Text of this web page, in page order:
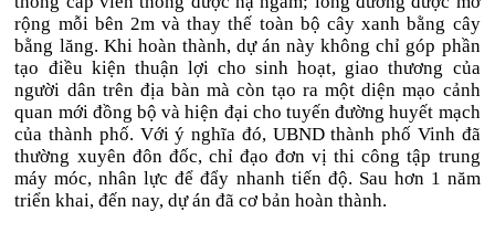
rộng mỗi bên 2m và thay thế toàn bộ cây xanh bằng cây
bằng lăng. Khi hoàn thành, dự án này không chỉ góp phần
tạo điều kiện thuận lợi cho sinh hoạt, giao thương của
người dân trên địa bàn mà còn tạo ra một diện mạo cảnh
quan mới đồng bộ và hiện đại cho tuyến đường huyết mạch
của thành phố. Với ý nghĩa đó, UBND thành phố Vinh đã
thường xuyên đôn đốc, chỉ đạo đơn vị thi công tập trung
máy móc, nhân lực để đẩy nhanh tiến độ. Sau hơn 1 năm
triển khai, đến nay, dự án đã cơ bản hoàn thành.